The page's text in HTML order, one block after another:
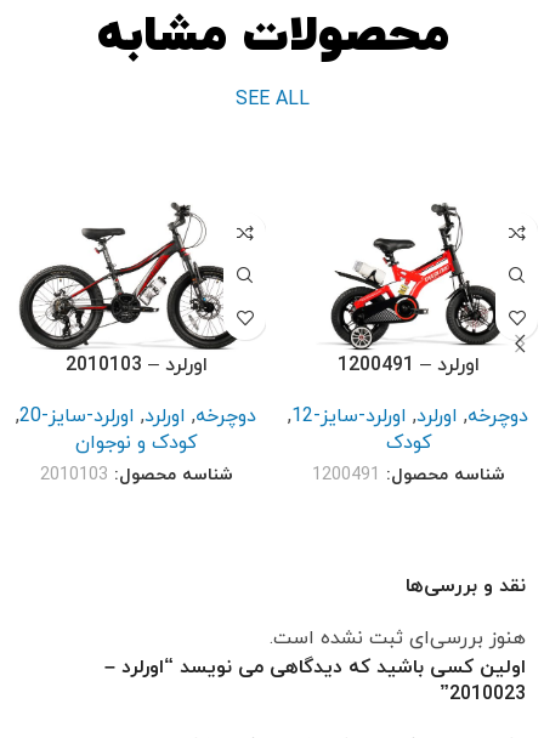
محصولات مشابه
SEE ALL
اورلرد – 1200491
دوچرخه, اورلرد, اورلرد-سایز-12
,
کودک
شناسه محصول: 1200491
اورلرد – 2010103
دوچرخه, اورلرد, اورلرد-سایز-20
,
کودک و نوجوان
شناسه محصول: 2010103
نقد و بررسی‌ها
هنوز بررسی‌ای ثبت نشده است.
اولین کسی باشید که دیدگاهی می نویسد “اورلرد –
2010023”